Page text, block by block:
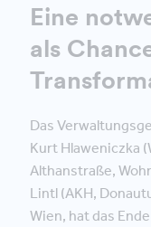
Eine
als
Das
Kurt Hlaweniczka
Althanstraße,
Lintl (AKH,
Wien, hat das